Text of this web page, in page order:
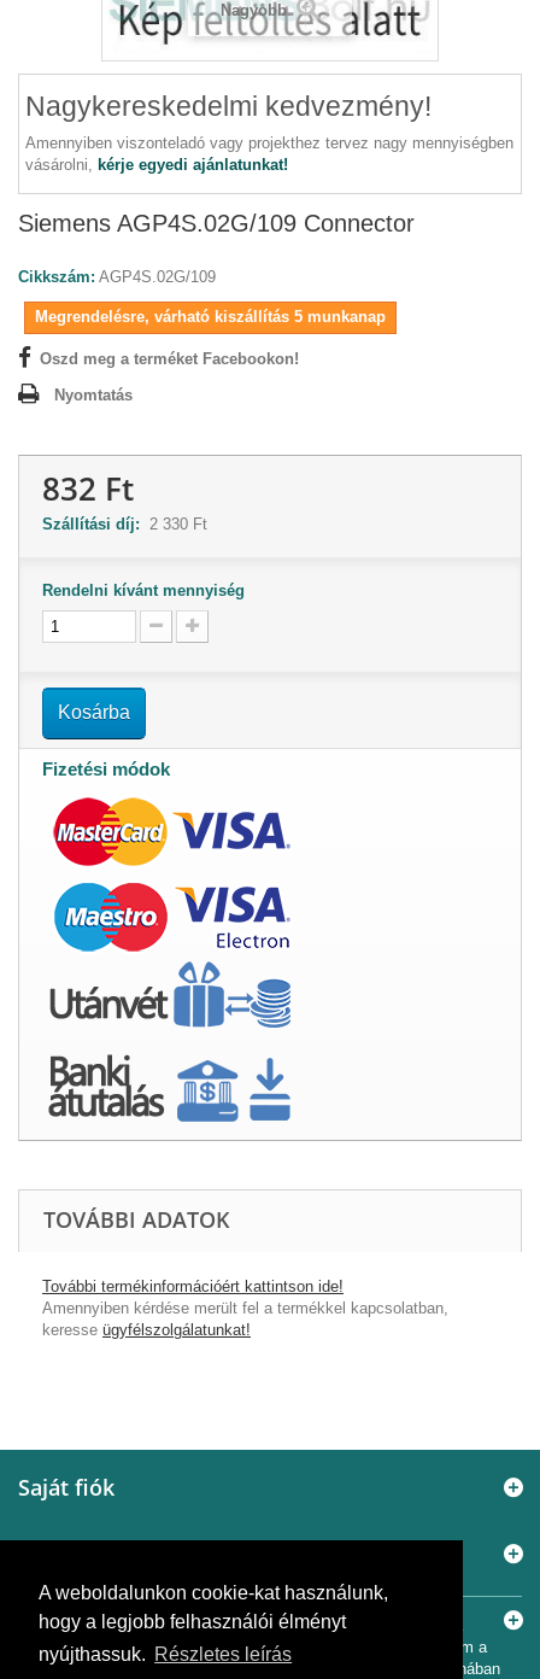
A weboldalunkon cookie-kat használunk,
hogy a legjobb felhasználói élményt
nyújthassuk. Részletes leírás
Nagyobb
Nagykereskedelmi kedvezmény!
Amennyiben viszonteladó vagy projekthez tervez nagy mennyiségben
vásárolni, kérje egyedi ajánlatunkat!
Siemens AGP4S.02G/109 Connector
Cikkszám: AGP4S.02G/109
Megrendelésre, várható kiszállítás 5 munkanap
Oszd meg a terméket Facebookon!
Nyomtatás
832 Ft
Szállítási díj: 2 330 Ft
Rendelni kívánt mennyiség
Kosárba
Fizetési módok
TOVÁBBI ADATOK
További termékinformációért kattintson ide!
Amennyiben kérdése merült fel a termékkel kapcsolatban,
keresse ügyfélszolgálatunkat!
Saját fiók
Információ
© 2005 - 2026Murányi Épületgépészet Kft.A SiemensBolt.hu a
Murányi Épületgépészet Kft. független webáruháza. Az oldal nem a
Siemens AG hivatalos oldala, és nem áll a Siemens AG tulajdonában